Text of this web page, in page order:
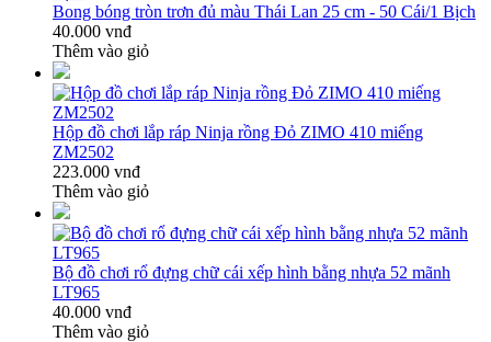
Bong bóng tròn trơn đủ màu Thái Lan 25 cm - 50 Cái/1 Bịch
40.000 vnđ
Thêm vào giỏ
Hộp đồ chơi lắp ráp Ninja rồng Đỏ ZIMO 410 miếng
ZM2502
223.000 vnđ
Thêm vào giỏ
Bộ đồ chơi rổ đựng chữ cái xếp hình bằng nhựa 52 mãnh
LT965
40.000 vnđ
Thêm vào giỏ